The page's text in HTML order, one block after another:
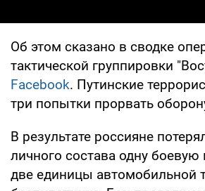
Об этом сказано в сводке
тактической группировки
Facebook. Путинские
три попытки прорвать
В результате россияне
личного состава одну
две единицы автомобильной